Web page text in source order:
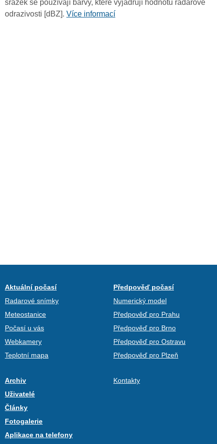
srážek se používají barvy, které vyjadřují hodnotu radarové
odrazivosti [dBZ]. Více informací
Aktuální počasí
Radarové snímky
Meteostanice
Počasí u vás
Webkamery
Teplotní mapa
Předpověď počasí
Numerický model
Předpověď pro Prahu
Předpověď pro Brno
Předpověď pro Ostravu
Předpověď pro Plzeň
Archiv
Uživatelé
Články
Fotogalerie
Aplikace na telefony
Kontakty